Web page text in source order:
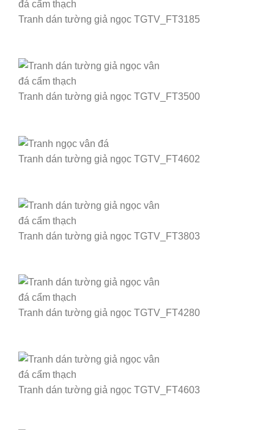
Tranh dán tường giả ngọc TGTV_FT3185
Tranh dán tường giả ngọc TGTV_FT3500
Tranh dán tường giả ngọc TGTV_FT4602
Tranh dán tường giả ngọc TGTV_FT3803
Tranh dán tường giả ngọc TGTV_FT4280
Tranh dán tường giả ngọc TGTV_FT4603